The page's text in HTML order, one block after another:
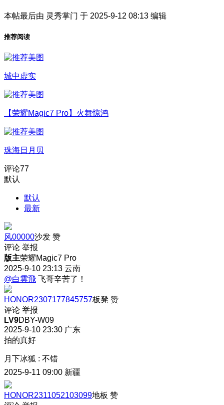
本帖最后由 灵秀掌门 于 2025-9-12 08:13 编辑
推荐阅读
城中虚实
【荣耀Magic7 Pro】火舞惊鸿
珠海日月贝
评论77
默认
默认
最新
风00000沙发 赞
评论 举报
版主荣耀Magic7 Pro
2025-9-10 23:13 云南
@白雲飛 飞哥辛苦了！
HONOR2307177845757板凳 赞
评论 举报
LV9DBY-W09
2025-9-10 23:30 广东
拍的真好
月下冰狐 : 不错
2025-9-11 09:00 新疆
HONOR2311052103099地板 赞